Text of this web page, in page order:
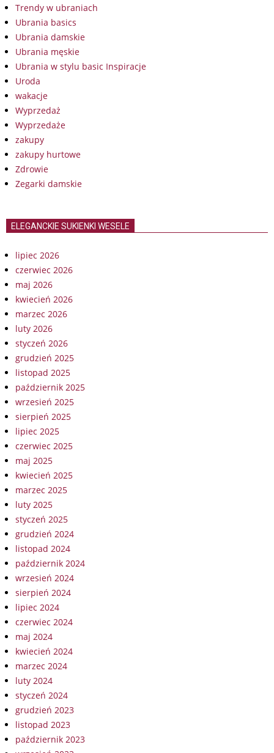
Trendy w ubraniach
Ubrania basics
Ubrania damskie
Ubrania męskie
Ubrania w stylu basic Inspiracje
Uroda
wakacje
Wyprzedaż
Wyprzedaże
zakupy
zakupy hurtowe
Zdrowie
Zegarki damskie
ELEGANCKIE SUKIENKI WESELE
lipiec 2026
czerwiec 2026
maj 2026
kwiecień 2026
marzec 2026
luty 2026
styczeń 2026
grudzień 2025
listopad 2025
październik 2025
wrzesień 2025
sierpień 2025
lipiec 2025
czerwiec 2025
maj 2025
kwiecień 2025
marzec 2025
luty 2025
styczeń 2025
grudzień 2024
listopad 2024
październik 2024
wrzesień 2024
sierpień 2024
lipiec 2024
czerwiec 2024
maj 2024
kwiecień 2024
marzec 2024
luty 2024
styczeń 2024
grudzień 2023
listopad 2023
październik 2023